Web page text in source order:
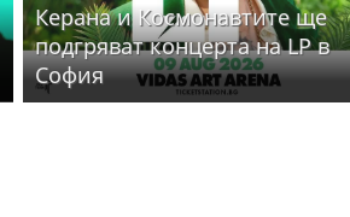
Керана и Космонавтите ще
подгряват концерта на LP в
София